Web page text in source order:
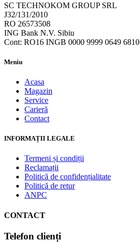
SC TECHNOKOM GROUP SRL
J32/131/2010
RO 26573508
ING Bank N.V. Sibiu
Cont: RO16 INGB 0000 9999 0649 6810
Meniu
Acasa
Magazin
Service
Carieră
Contact
INFORMAȚII LEGALE
Termeni și condiții
Reclamații
Politică de confidențialitate
Politică de retur
ANPC
CONTACT
Telefon clienți